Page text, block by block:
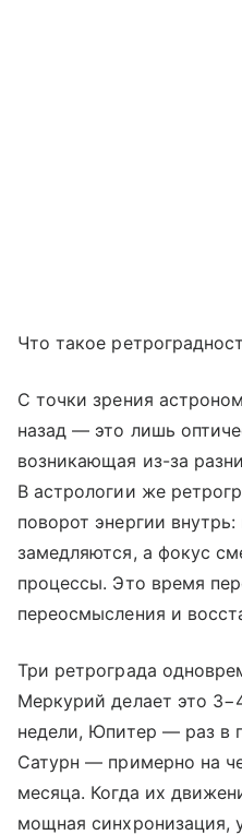
Что такое
С точки зрения
назад — это лишь
возникающая из-за
В астрологии же
поворот энергии
замедляются, а фокус
процессы. Это время
переосмысления и
Три ретрограда
Меркурий делает это
недели, Юпитер — раз в
Сатурн — примерно на
месяца. Когда их
мощная синхронизация,